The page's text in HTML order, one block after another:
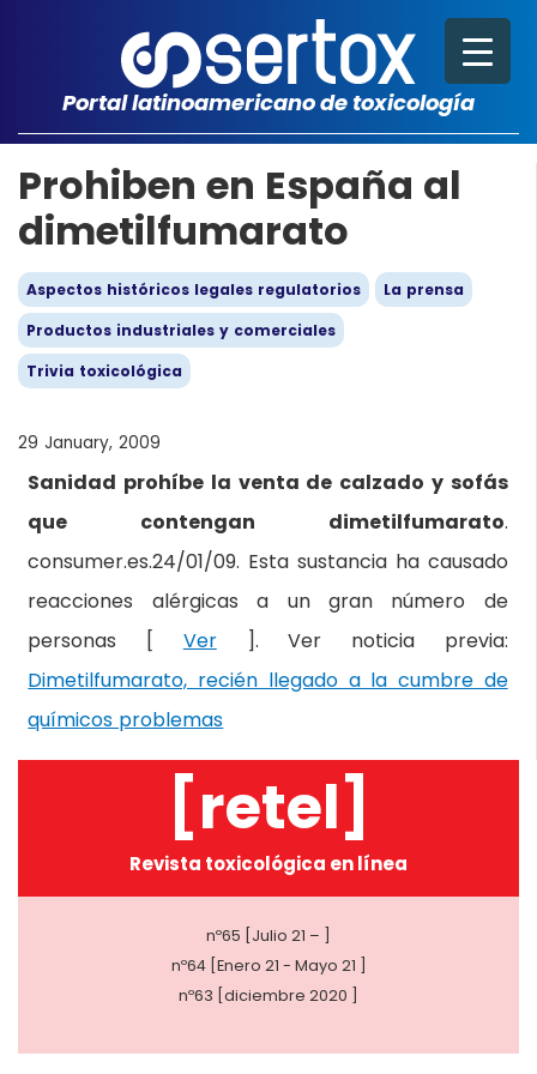
Portal latinoamericano de toxicología
Prohiben en España al
dimetilfumarato
Aspectos históricos legales regulatorios
La prensa
Productos industriales y comerciales
Trivia toxicológica
29 January, 2009
Sanidad prohíbe la venta de calzado y sofás
que contengan dimetilfumarato.
consumer.es.24/01/09. Esta sustancia ha causado
reacciones alérgicas a un gran número de
personas [ Ver]. Ver noticia previa:
Dimetilfumarato, recién llegado a la cumbre de
químicos problemas
[retel]
Revista toxicológica en línea
nº65 [Julio 21 – ]
nº64 [Enero 21 - Mayo 21 ]
nº63 [diciembre 2020 ]